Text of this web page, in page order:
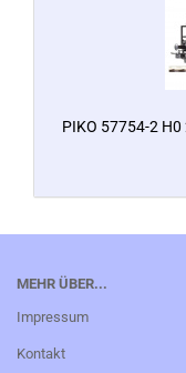
PIKO 57754-2 H0
MEHR ÜBER...
Impressum
Kontakt